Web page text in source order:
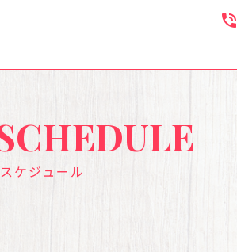
phone_in_talk
ケジュール